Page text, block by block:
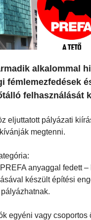
alkalommal
fémlemezfedések
felhasználását
eljuttatott pályázati
megtenni.
anyaggal fedett
készült építési
egyéni vagy